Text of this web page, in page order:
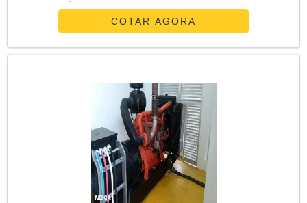
reparos rápidos e soluções personalizadas para evitar
falhas e prolongar a vida útil do seu gerador. ✅
Manutenção Preventiva: Revisões periódicas, troca de
filtros e óleo, testes de carga e inspeção completa para
solução e mínimo impacto na operação. ✅ Assistência
Técnica 24/7: Suporte especializado sempre disponível
para atender sua demanda. ✅ Peças Originais: Utilização
de componentes certificados para garantir máxima
eficiência e durabilidade.
COTAR AGORA